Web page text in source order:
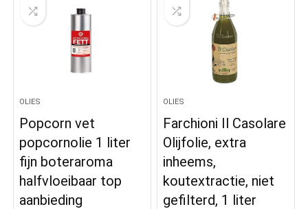
OLIES
Popcorn vet
popcornolie 1 liter
fijn boteraroma
halfvloeibaar top
aanbieding
OLIES
Farchioni Il Casolare
Olijfolie, extra
inheems,
koutextractie, niet
gefilterd, 1 liter